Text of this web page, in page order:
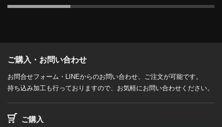
ご購入・お問い合わせ
お問合せフォーム・LINEからのお問い合わせ、ご注文が可能です。
持ち込み加工も行っておりますので、お気軽にお問い合わせください。
ご購入